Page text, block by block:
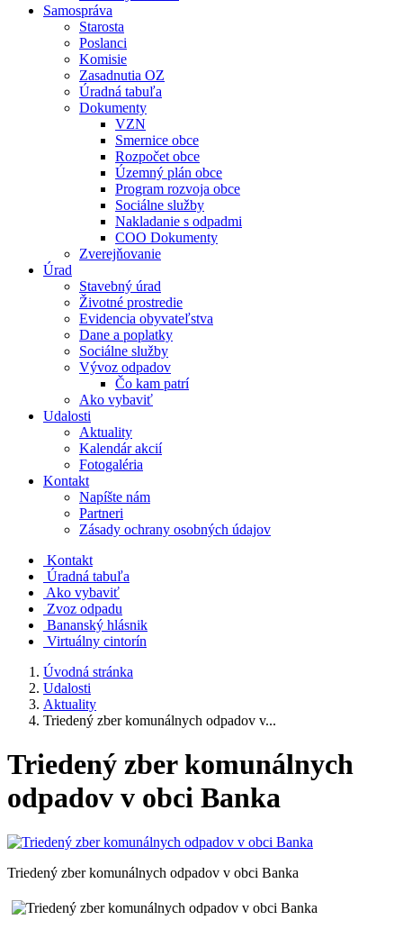
Samospráva
Starosta
Poslanci
Komisie
Zasadnutia OZ
Úradná tabuľa
Dokumenty
VZN
Smernice obce
Rozpočet obce
Územný plán obce
Program rozvoja obce
Sociálne služby
Nakladanie s odpadmi
COO Dokumenty
Zverejňovanie
Úrad
Stavebný úrad
Životné prostredie
Evidencia obyvateľstva
Dane a poplatky
Sociálne služby
Vývoz odpadov
Čo kam patrí
Ako vybaviť
Udalosti
Aktuality
Kalendár akcií
Fotogaléria
Kontakt
Napíšte nám
Partneri
Zásady ochrany osobných údajov
Kontakt
Úradná tabuľa
Ako vybaviť
Zvoz odpadu
Bananský hlásnik
Virtuálny cintorín
Úvodná stránka
Udalosti
Aktuality
Triedený zber komunálnych odpadov v...
Triedený zber komunálnych
odpadov v obci Banka
Triedený zber komunálnych odpadov v obci Banka